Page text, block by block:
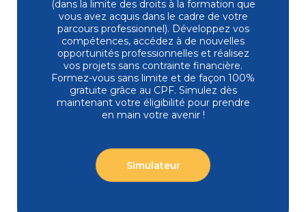
Présentiel Classe à
distance
Bureautique
PowerPoint - Initiation - Etre opérationnel
pour concevoir et diffuser
un diaporama
Top ventes
POW-IN | Initiation / Fondamentaux
distance
(dans la limite des droits à la formation que
vous avez acquis dans le cadre de votre
parcours professionnel). Développez vos
compétences, accédez à de nouvelles
opportunités professionnelles et réalisez
vos projets sans contrainte financière.
Formez-vous sans limite et de façon 100%
gratuite grâce au CPF. Simulez dès
maintenant votre éligibilité pour prendre
en main votre avenir !
Simulateur